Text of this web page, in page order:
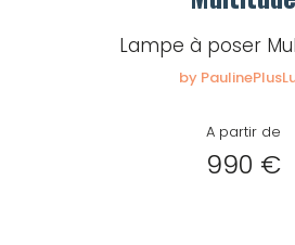
Lampe à poser
by
A partir de
990 €